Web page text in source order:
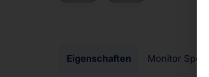
Eigenschaften Monitor